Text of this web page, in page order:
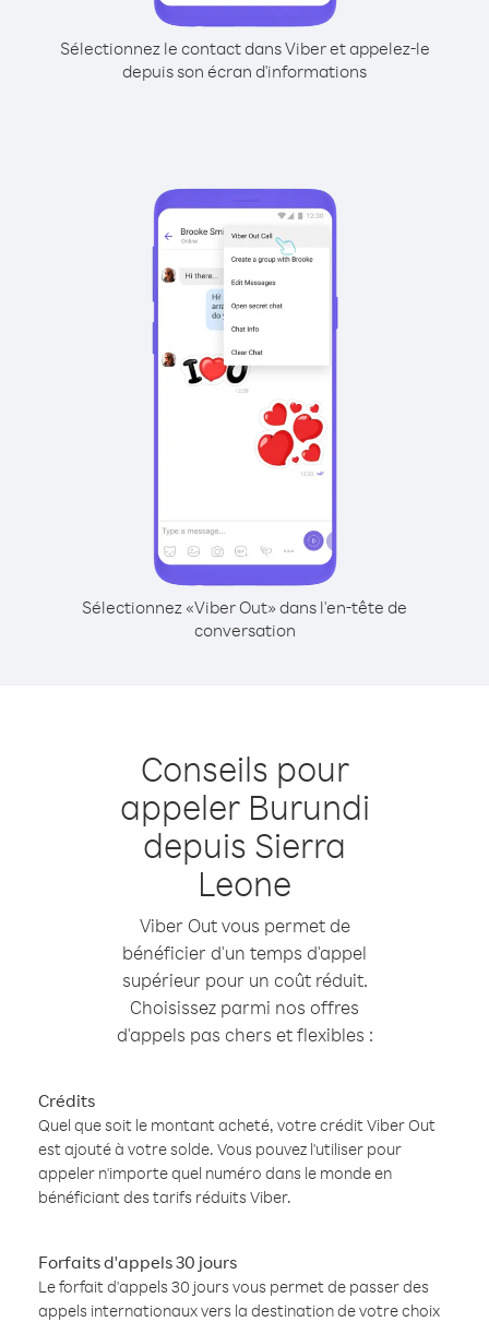
Sélectionnez le contact dans Viber et appelez-le
depuis son écran d'informations
Sélectionnez «Viber Out» dans l'en-tête de
conversation
Conseils pour
appeler Burundi
depuis Sierra
Leone
Viber Out vous permet de
bénéficier d'un temps d'appel
supérieur pour un coût réduit.
Choisissez parmi nos offres
d'appels pas chers et flexibles :
Crédits
Quel que soit le montant acheté, votre crédit Viber Out
est ajouté à votre solde. Vous pouvez l'utiliser pour
appeler n'importe quel numéro dans le monde en
bénéficiant des tarifs réduits Viber.
Forfaits d'appels 30 jours
Le forfait d'appels 30 jours vous permet de passer des
appels internationaux vers la destination de votre choix